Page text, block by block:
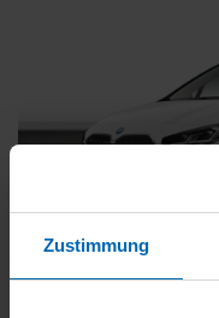
Zustimmung
BMW 225